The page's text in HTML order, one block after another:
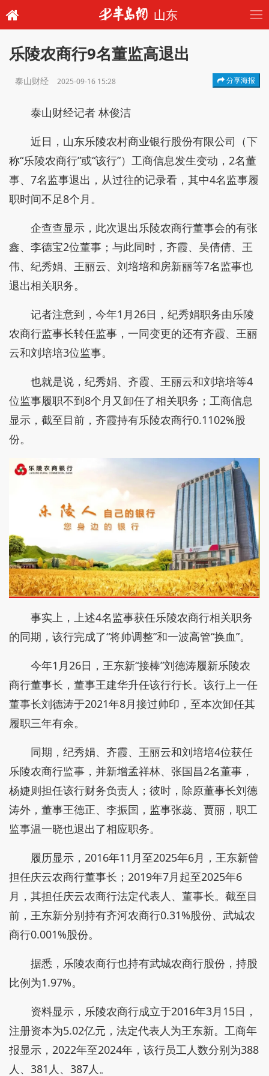
山东
乐陵农商行9名董监高退出
泰山财经 2025-09-16 15:28 分享海报
泰山财经记者 林俊洁
近日，山东乐陵农村商业银行股份有限公司（下
称“乐陵农商行”或“该行”）工商信息发生变动，2名董
事、7名监事退出，从过往的记录看，其中4名监事履
职时间不足8个月。
企查查显示，此次退出乐陵农商行董事会的有张
鑫、李德宝2位董事；与此同时，齐霞、吴倩倩、王
伟、纪秀娟、王丽云、刘培培和房新丽等7名监事也
退出相关职务。
记者注意到，今年1月26日，纪秀娟职务由乐陵
农商行监事长转任监事，一同变更的还有齐霞、王丽
云和刘培培3位监事。
也就是说，纪秀娟、齐霞、王丽云和刘培培等4
位监事履职不到8个月又卸任了相关职务；工商信息
显示，截至目前，齐霞持有乐陵农商行0.1102%股
份。
事实上，上述4名监事获任乐陵农商行相关职务
的同期，该行完成了“将帅调整”和一波高管“换血”。
今年1月26日，王东新“接棒”刘德涛履新乐陵农
商行董事长，董事王建华升任该行行长。该行上一任
董事长刘德涛于2021年8月接过帅印，至本次卸任其
履职三年有余。
同期，纪秀娟、齐霞、王丽云和刘培培4位获任
乐陵农商行监事，并新增孟祥林、张国昌2名董事，
杨婕则担任该行财务负责人；彼时，除原董事长刘德
涛外，董事王德正、李振国，监事张蕊、贾丽，职工
监事温一晓也退出了相应职务。
履历显示，2016年11月至2025年6月，王东新曾
担任庆云农商行董事长；2019年7月起至2025年6
月，其担任庆云农商行法定代表人、董事长。截至目
前，王东新分别持有齐河农商行0.31%股份、武城农
商行0.001%股份。
据悉，乐陵农商行也持有武城农商行股份，持股
比例为1.97%。
资料显示，乐陵农商行成立于2016年3月15日，
注册资本为5.02亿元，法定代表人为王东新。工商年
报显示，2022年至2024年，该行员工人数分别为388
人、381人、387人。